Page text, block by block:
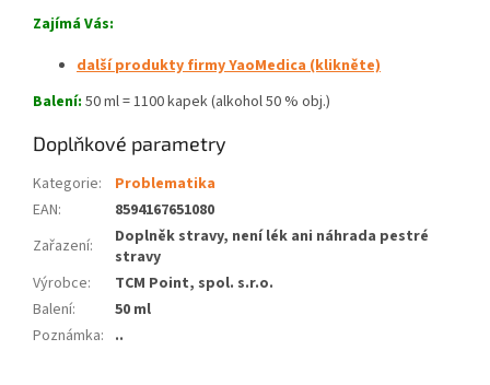
Zajímá Vás:
další produkty firmy YaoMedica (klikněte)
Balení: 50 ml = 1100 kapek (alkohol 50 % obj.)
Doplňkové parametry
Kategorie:
Problematika
EAN:
8594167651080
Zařazení:
Doplněk stravy, není lék ani náhrada pestré
stravy
Výrobce:
TCM Point, spol. s.r.o.
Balení:
50 ml
Poznámka: ..